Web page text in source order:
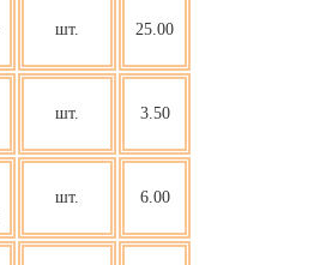
шт. 25.00
шт. 3.50
шт. 6.00